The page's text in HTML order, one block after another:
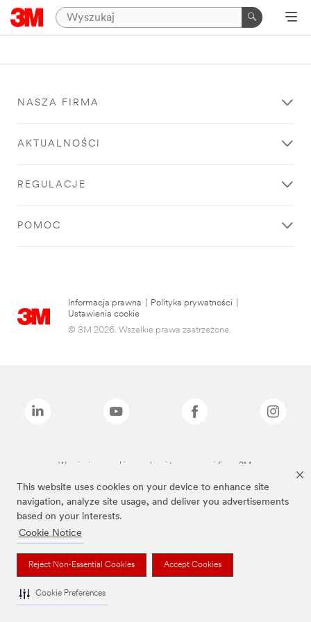
This website uses cookies on your device to enhance site
navigation, analyze site usage, and deliver you advertisements
based on your interests.
Cookie Notice
Reject Non-Essential Cookies Accept Cookies
Cookie Preferences
NASZA FIRMA
AKTUALNOŚCI
REGULACJE
POMOC
Informacja prawna Polityka prywatności
Ustawienia cookie
© 3M 2026. Wszelkie prawa zastrzeżone.
Wymienione marki są znakami towarowymi firmy 3M.